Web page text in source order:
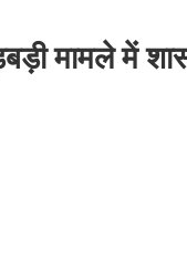
मामले में